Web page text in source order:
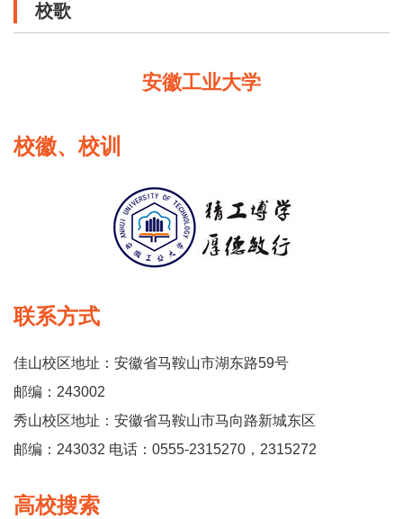
校歌
安徽工业大学
校徽、校训
联系方式
佳山校区地址：安徽省马鞍山市湖东路59号
邮编：243002
秀山校区地址：安徽省马鞍山市马向路新城东区
邮编：243032 电话：0555-2315270，2315272
高校搜索